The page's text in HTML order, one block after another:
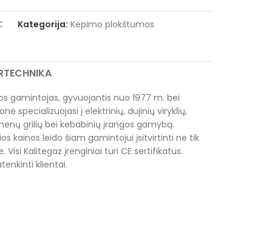
Kategorija: Kepimo plokštumos
gamintojas, gyvuojantis nuo 1977 m. bei
specializuojasi į elektrinių, dujinių viryklių,
grilių bei kebabinių įrangos gamybą.
kainos leido šiam gamintojui įsitvirtinti ne tik
Visi Kalitegaz įrenginiai turi CE sertifikatus.
klientai.